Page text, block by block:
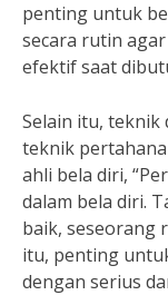
penting untuk
secara rutin
efektif saat
Selain itu, teknik
teknik
ahli bela diri,
dalam bela diri.
baik, seseorang
itu, penting
dengan serius